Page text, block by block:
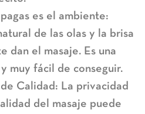
es el ambiente:
de las olas y la brisa
dan el masaje. Es una
muy fácil de conseguir.
Calidad: La privacidad
del masaje puede